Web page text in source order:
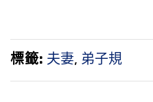
標籤: 夫妻, 弟子規